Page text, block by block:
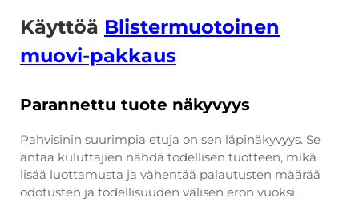
Käyttöä Blistermuotoinen
muovi-pakkaus
Parannettu tuote näkyvyys
Pahvisinin suurimpia etuja on sen läpinäkyvyys. Se
antaa kuluttajien nähdä todellisen tuotteen, mikä
lisää luottamusta ja vähentää palautusten määrää
odotusten ja todellisuuden välisen eron vuoksi.